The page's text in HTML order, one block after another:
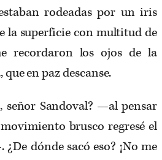
rodeadas por un iris
la superficie con multitud de
recordaron los ojos de la
en paz descanse.
señor Sandoval? —al pensar
brusco regresé el
dónde sacó eso? ¡No me